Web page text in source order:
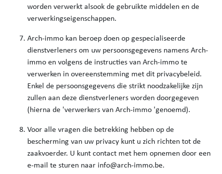
worden verwerkt alsook de gebruikte middelen en de
verwerkingseigenschappen.
Arch-immo kan beroep doen op gespecialiseerde
dienstverleners om uw persoonsgegevens namens Arch-
immo en volgens de instructies van Arch-immo te
verwerken in overeenstemming met dit privacybeleid.
Enkel de persoonsgegevens die strikt noodzakelijke zijn
zullen aan deze dienstverleners worden doorgegeven
(hierna de 'verwerkers van Arch-immo 'genoemd).
Voor alle vragen die betrekking hebben op de
bescherming van uw privacy kunt u zich richten tot de
zaakvoerder. U kunt contact met hem opnemen door een
e-mail te sturen naar info@arch-immo.be.